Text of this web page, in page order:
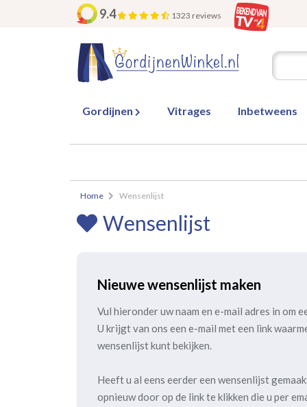
9.4 1323 reviews
Gordijnen Vitrages Inbetweens
Home Wensenlijst
Wensenlijst
Nieuwe wensenlijst maken
Vul hieronder uw naam en e-mail adres in om
U krijgt van ons een e-mail met een link
wensenlijst kunt bekijken.
Heeft u al eens eerder een wensenlijst
opnieuw door op de link te klikken die u per